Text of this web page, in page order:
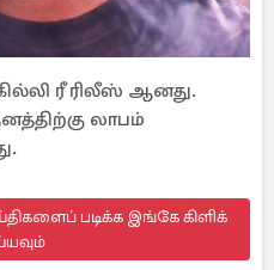
ரீ ரிலீஸ் ஆனது.
லாபம்
படிக்க இங்கே கிளிக்